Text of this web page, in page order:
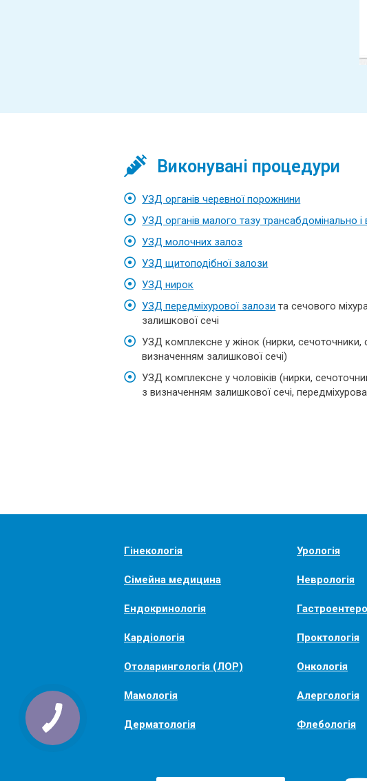
Виконувані процедури
УЗД органів черевної порожнини
УЗД органів малого тазу трансабдомінально і
УЗД молочних залоз
УЗД щитоподібної залози
УЗД нирок
УЗД передміхурової залози та сечового
залишкової сечі
УЗД комплексне у жінок (нирки, сечоточники,
визначенням залишкової сечі)
УЗД комплексне у чоловіків (нирки,
з визначенням залишкової сечі,
Гінекологія
Сімейна медицина
Ендокринологія
Кардіологія
Отоларингологія (ЛОР)
Мамологія
Дерматологія
Урологія
Неврологія
Проктологія
Онкологія
Алергологія
Флебологія